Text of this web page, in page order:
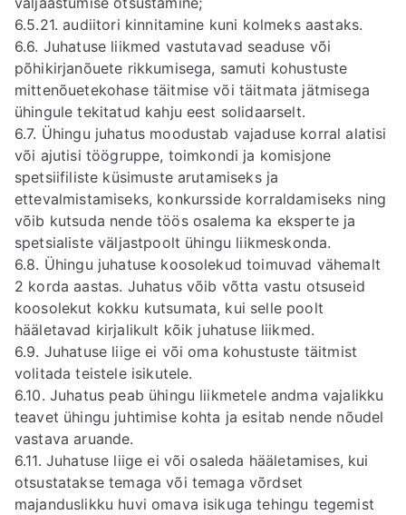
6.5.21. audiitori kinnitamine kuni kolmeks aastaks.
6.6. Juhatuse liikmed vastutavad seaduse või
põhikirjanõuete rikkumisega, samuti kohustuste
mittenõuetekohase täitmise või täitmata jätmisega
ühingule tekitatud kahju eest solidaarselt.
6.7. Ühingu juhatus moodustab vajaduse korral alatisi
või ajutisi töögruppe, toimkondi ja komisjone
spetsiifiliste küsimuste arutamiseks ja
ettevalmistamiseks, konkursside korraldamiseks ning
võib kutsuda nende töös osalema ka eksperte ja
spetsialiste väljastpoolt ühingu liikmeskonda.
6.8. Ühingu juhatuse koosolekud toimuvad vähemalt
2 korda aastas. Juhatus võib võtta vastu otsuseid
koosolekut kokku kutsumata, kui selle poolt
hääletavad kirjalikult kõik juhatuse liikmed.
6.9. Juhatuse liige ei või oma kohustuste täitmist
volitada teistele isikutele.
6.10. Juhatus peab ühingu liikmetele andma vajalikku
teavet ühingu juhtimise kohta ja esitab nende nõudel
vastava aruande.
6.11. Juhatuse liige ei või osaleda hääletamises, kui
otsustatakse temaga või temaga võrdset
majanduslikku huvi omava isikuga tehingu tegemist